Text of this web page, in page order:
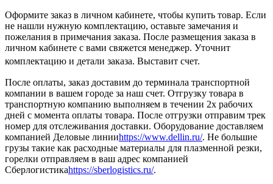
Оформите заказ в личном кабинете, чтобы купить товар. Если
не нашли нужную комплектацию, оставьте замечания и
пожелания в примечания заказа. После размещения заказа в
личном кабинете с вами свяжется менеджер. Уточнит
комплектацию и детали заказа. Выставит счет.
После оплаты, заказ доставим до терминала транспортной
компании в вашем городе за наш счет. Отгрузку товара в
транспортную компанию выполняем в течении 2х рабочих
дней с момента оплаты товара. После отгрузки отправим трек
номер для отслеживания доставки. Оборудование доставляем
компанией Деловые линииhttps://www.dellin.ru/. Не большие
грузы такие как расходные материалы для плазменной резки,
горелки отправляем в ваш адрес компанией
Сберлогистикаhttps://sberlogistics.ru/.